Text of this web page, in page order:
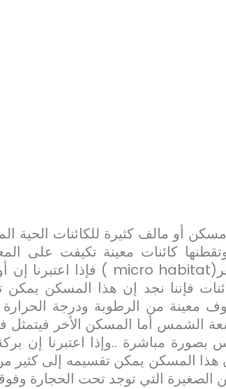
أو مالف كثيرة للكائنات الحية
كائنات معينة تكيفت على
micro habitat ) فإذا اعتبرنا إن
فإننا نجد إن هذا المسكن
معينة من الرطوبة ودرجة
الشمس أما المسكن الأخر
بصورة مباشرة ..وإذا اعتبرنا إن
هذا المسكن يمكن تقسيمه إلى كثير
التي توجد تحت الحجارة